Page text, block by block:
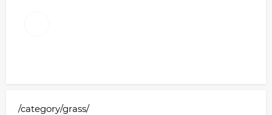
/category/grass/